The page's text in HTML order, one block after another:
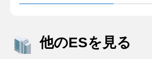
他のESを見る